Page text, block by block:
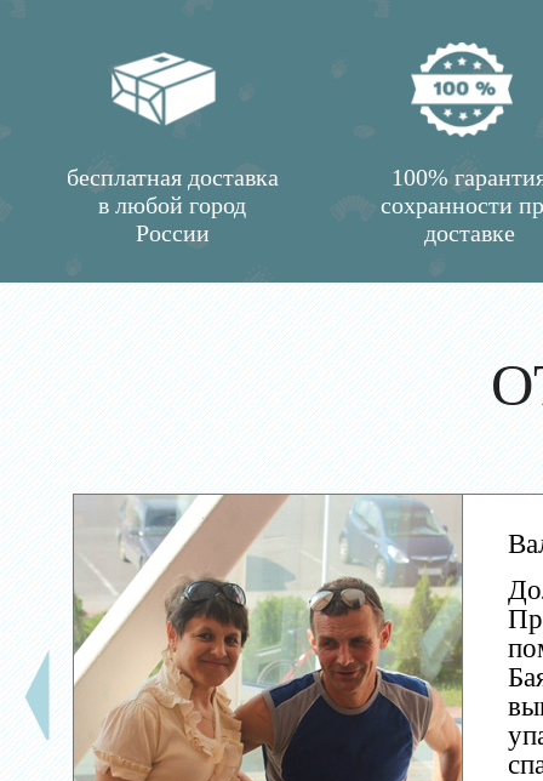
бесплатная доставка
в любой город
России
100%
сохранности
доставке